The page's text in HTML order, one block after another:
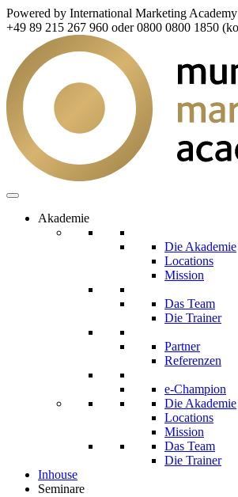
Powered by International Marketing Academy
+49 89 215 267 960 oder 0800 0800 1850
Akademie
Die Akademie
Locations
Mission
Das Team
Die Trainer
Partner
Referenzen
e-Champion
Die Akademie
Locations
Mission
Das Team
Die Trainer
Inhouse
Seminare